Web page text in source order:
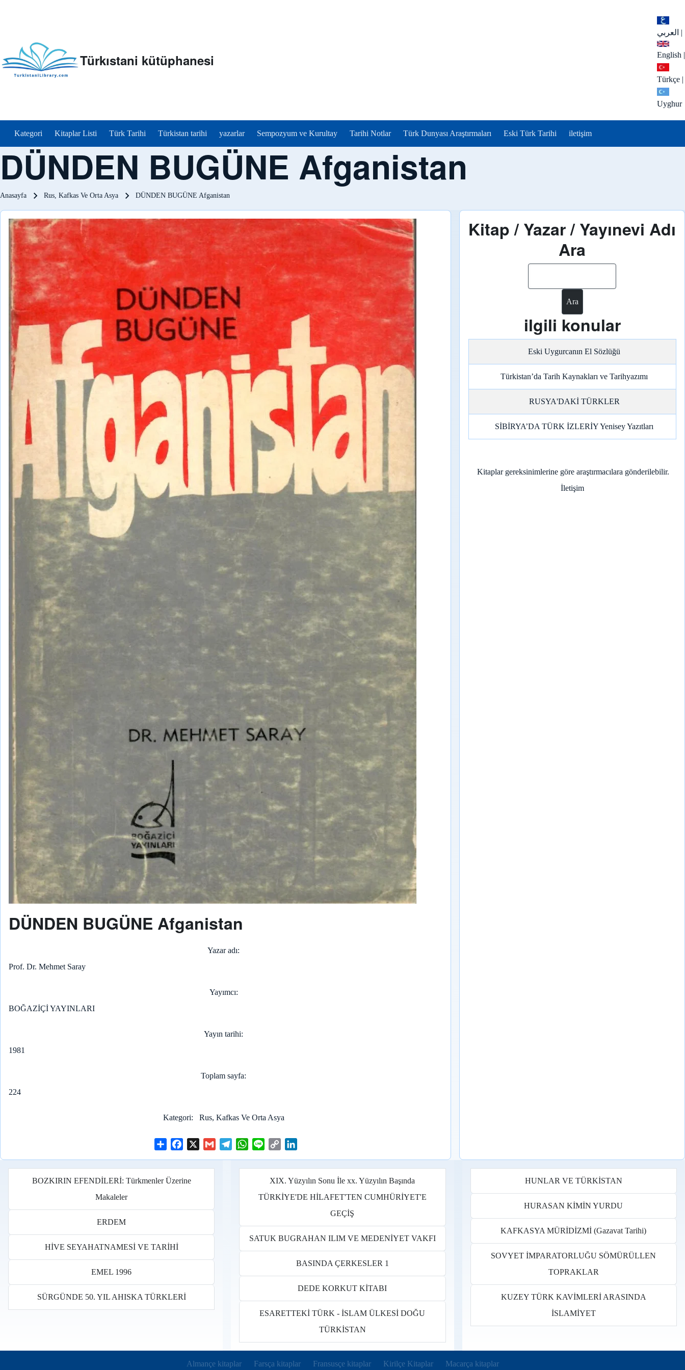
العربي |
English |
Türkçe |
Uyghur
Türkıstani kütüphanesi
menu_tr
Kategori Kitaplar Listi Türk Tarihi Türkistan tarihi yazarlar Sempozyum ve Kurultay Tarihi Notlar Türk Dunyası Araştırmaları Eski Türk Tarihi iletişim
DÜNDEN BUGÜNE Afganistan
Sayfa yolu
Anasayfa Rus, Kafkas Ve Orta Asya DÜNDEN BUGÜNE Afganistan
DÜNDEN BUGÜNE Afganistan
Yazar adı
Prof. Dr. Mehmet Saray
Yayımcı
BOĞAZİÇİ YAYINLARI
Yayın tarihi
1981
Toplam sayfa
224
Kategori Rus, Kafkas Ve Orta Asya
a
r
c
e
X
G
W
a
p
n
p
y
L
k
n
k
e
n
Kitap / Yazar / Yayınevi Adı
Ara
ilgili konular
Eski Uygurcanın El Sözlüğü
Türkistan’da Tarih Kaynakları ve Tarihyazımı
RUSYA'DAKİ TÜRKLER
SİBİRYA’DA TÜRK İZLERİY Yenisey Yazıtları
Kitaplar gereksinimlerine göre araştırmacılara gönderilebilir.
İletişim
BOZKIRIN EFENDİLERİ: Türkmenler Üzerine
Makaleler
ERDEM
HİVE SEYAHATNAMESİ VE TARİHİ
EMEL 1996
SÜRGÜNDE 50. YIL AHISKA TÜRKLERİ
XIX. Yüzyılın Sonu İle xx. Yüzyılın Başında
TÜRKİYE'DE HİLAFET'TEN CUMHÜRİYET'E
GEÇİŞ
SATUK BUGRAHAN ILIM VE MEDENİYET VAKFI
BASINDA ÇERKESLER 1
DEDE KORKUT KİTABI
ESARETTEKİ TÜRK - İSLAM ÜLKESİ DOĞU
TÜRKİSTAN
HUNLAR VE TÜRKİSTAN
HURASAN KİMİN YURDU
KAFKASYA MÜRİDİZMİ (Gazavat Tarihi)
SOVYET İMPARATORLUĞU SÖMÜRÜLLEN
TOPRAKLAR
KUZEY TÜRK KAVİMLERİ ARASINDA
İSLAMİYET
Books in other languages tr
Almançe kitaplar
(opens in new tab) Farsça kitaplar
(opens in new tab) Fransusçe kitaplar
(opens in new tab) Kirilçe Kitaplar
(opens in new tab) Macarça kitaplar
(opens in new tab)